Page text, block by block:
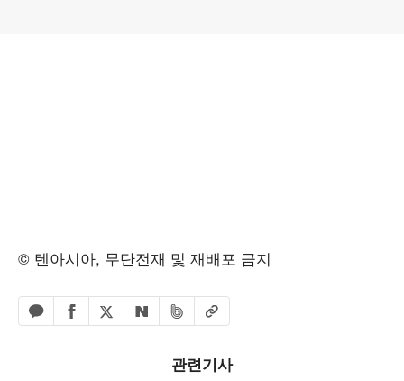
© 텐아시아, 무단전재 및 재배포 금지
카카오톡 공유하기
페이스북 공유하기
엑스 공유하기
네이버 공유하기
밴드 공유하기
URL복사
관련기사